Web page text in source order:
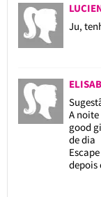
Ju,
A noite
good
de dia
depois